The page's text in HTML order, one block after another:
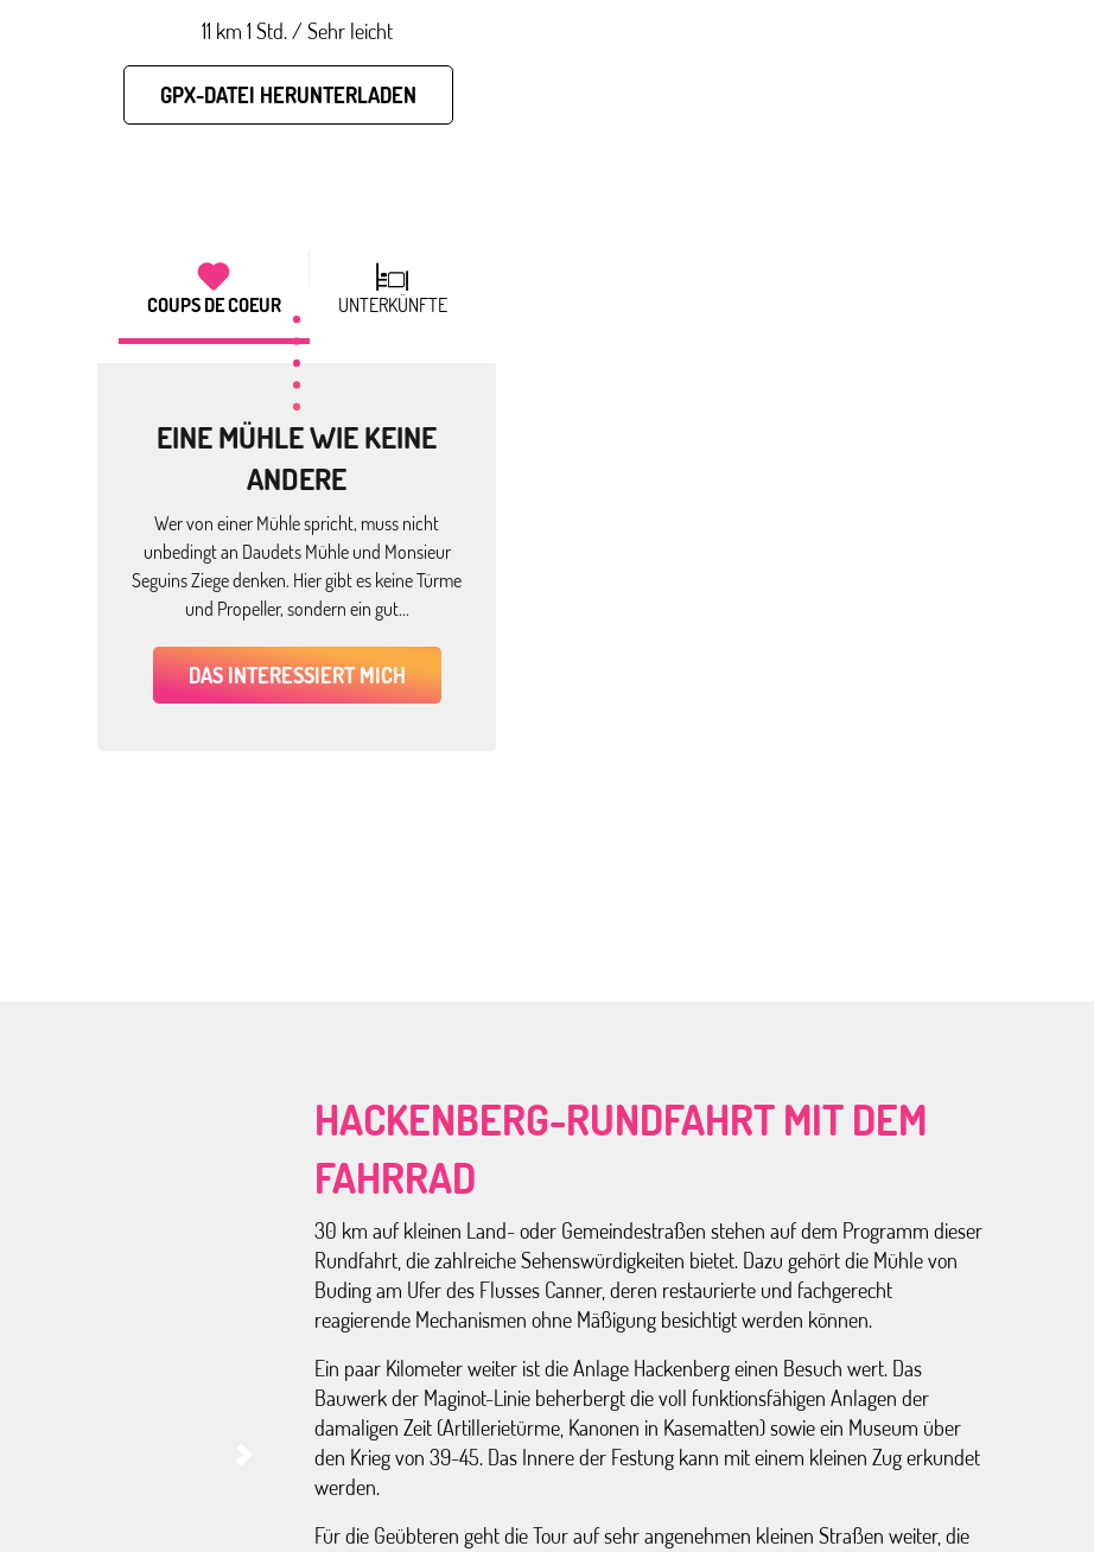
11 km 1 Std. / Sehr leicht
GPX-DATEI HERUNTERLADEN
COUPS DE COEUR UNTERKÜNFTE
EINE MÜHLE WIE KEINE
ANDERE
Wer von einer Mühle spricht, muss nicht
unbedingt an Daudets Mühle und Monsieur
Seguins Ziege denken. Hier gibt es keine Türme
und Propeller, sondern ein gut...
DAS INTERESSIERT MICH
HACKENBERG-RUNDFAHRT MIT DEM
FAHRRAD
30 km auf kleinen Land- oder Gemeindestraßen stehen auf dem Programm dieser
Rundfahrt, die zahlreiche Sehenswürdigkeiten bietet. Dazu gehört die Mühle von
Buding am Ufer des Flusses Canner, deren restaurierte und fachgerecht
reagierende Mechanismen ohne Mäßigung besichtigt werden können.
Ein paar Kilometer weiter ist die Anlage Hackenberg einen Besuch wert. Das
Bauwerk der Maginot-Linie beherbergt die voll funktionsfähigen Anlagen der
damaligen Zeit (Artillerietürme, Kanonen in Kasematten) sowie ein Museum über
den Krieg von 39-45. Das Innere der Festung kann mit einem kleinen Zug erkundet
werden.
Für die Geübteren geht die Tour auf sehr angenehmen kleinen Straßen weiter, die